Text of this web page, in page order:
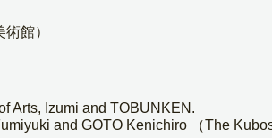
館）
Arts, Izumi and TOBUNKEN.
and GOTO Kenichiro （The